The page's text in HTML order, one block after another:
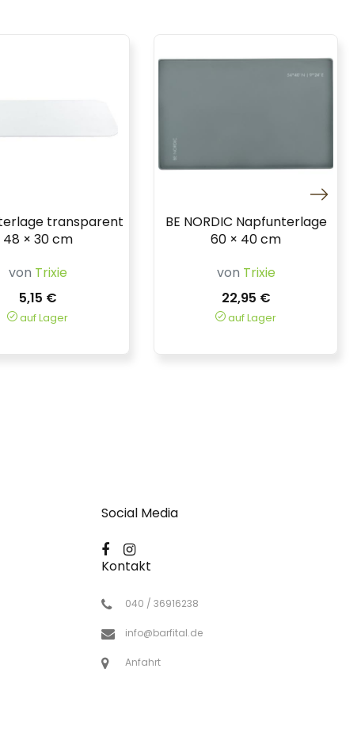
transparent
48 × 30 cm
von Trixie
5,15 €
auf Lager
BE NORDIC Napfunterlage
60 × 40 cm
von Trixie
22,95 €
auf Lager
Social Media
Kontakt
040 / 36916238
info@barfital.de
Anfahrt